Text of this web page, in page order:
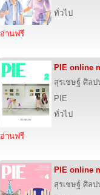
ทั่วไป
อ่านฟรี
PIE online
สุรเชษฐ์ ศิลป
PIE
ทั่วไป
อ่านฟรี
PIE online
สุรเชษฐ์ ศิลป